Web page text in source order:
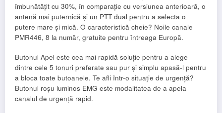
îmbunătățit cu 30%, în comparație cu versiunea anterioară, o
antenă mai puternică și un PTT dual pentru a selecta o
putere mare și mică. O caracteristică cheie? Noile canale
PMR446, 8 la număr, gratuite pentru întreaga Europă.
Butonul Apel este cea mai rapidă soluție pentru a alege
dintre cele 5 tonuri preferate sau pur și simplu apasă-l pentru
a bloca toate butoanele. Te afli într-o situație de urgență?
Butonul roșu luminos EMG este modalitatea de a apela
canalul de urgență rapid.